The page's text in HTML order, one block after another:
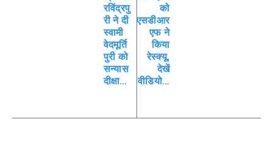
रविंद्रपु
री ने दी
स्वामी
वेदमूर्ति
पुरी को
सन्यास
दीक्षा…
को
एसडीआर
एफ ने
किया
रेस्क्यू,
देखें
वीडियो…